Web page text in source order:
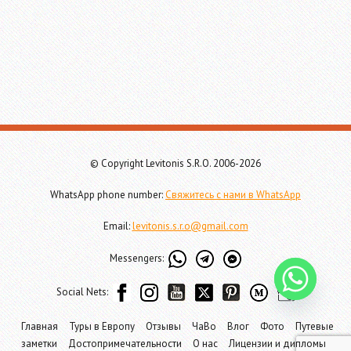
© Copyright Levitonis S.R.O. 2006-2026
WhatsApp phone number:Свяжитесь с нами в WhatsApp
Email:levitonis.s.r.o@gmail.com
Messengers:
Social Nets:
Главная Туры в Европу Отзывы ЧаВо Влог Фото
Путевые
заметки
Достопримечательности О нас Лицензии и дипломы